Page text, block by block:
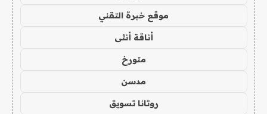
موقع خبرة التقني
أناقة أنثى
متورخ
مدسن
روتانا تسويق